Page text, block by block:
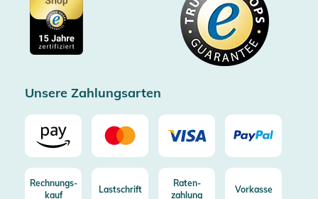
Cookie-Einstellungen
ImpressumGratis Versand ab 100€ Bestellwert (in DE/AT)
Kostenlose Rücksendung (aus DE/AT)
Unsere Zahlungsarten
Rechnungs-
kauf
Lastschrift
Raten-
zahlung
Vorkasse